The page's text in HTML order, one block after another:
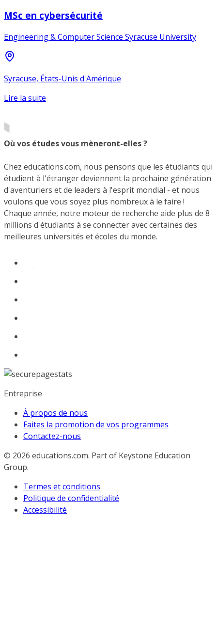
MSc en cybersécurité
Engineering & Computer Science Syracuse University
Syracuse, États-Unis d'Amérique
Lire la suite
Où vos études vous mèneront-elles ?
Chez educations.com, nous pensons que les étudiants qui
étudient à l'étranger deviennent la prochaine génération
d'aventuriers et de leaders à l'esprit mondial - et nous
voulons que vous soyez plus nombreux à le faire !
Chaque année, notre moteur de recherche aide plus de 8
millions d'étudiants à se connecter avec certaines des
meilleures universités et écoles du monde.
Entreprise
À propos de nous
Faites la promotion de vos programmes
Contactez-nous
© 2026 educations.com. Part of Keystone Education
Group.
Termes et conditions
Politique de confidentialité
Accessibilité